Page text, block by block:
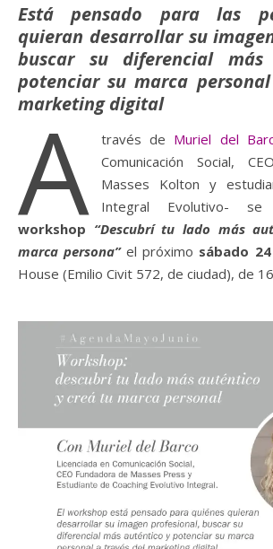
Está pensado para las personas que
quieran desarrollar su
buscar su diferencial
potenciar su marca
marketing digital
A través de Muriel del
Comunicación Social,
Masses Kolton y
Integral Evolutivo- se
workshop “Descubrí tu lado más
marca persona”el próximo sábado
House (Emilio Civit 572, de ciudad), de